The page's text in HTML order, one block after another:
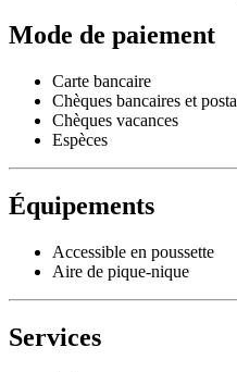
Mode de paiement
Carte bancaire
Chèques bancaires et
Chèques vacances
Espèces
Équipements
Accessible en poussette
Aire de pique-nique
Services